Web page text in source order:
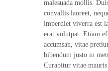
malesuada mollis.
convallis laoreet,
imperdiet viverra est
erat volutpat. Etiam
accumsan, vitae
bibendum justo in
Curabitur vitae